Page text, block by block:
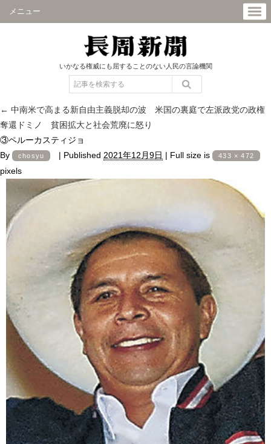
メニュー
いかなる権威にも屈することのない人民の言論機関
← 中南米で高まる新自由主義脱却の波 米国の裏庭で左派政党の政権
奪還ドミノ 貧困拡大と社会荒廃に怒り
③ペルーカスティジョ
By
chosyu | Published 2021年12月9日 | Full size is 433 × 472
pixels